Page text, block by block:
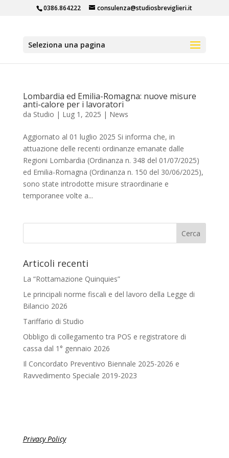
0386.864222 consulenza@studiosbreviglieri.it
Seleziona una pagina
Lombardia ed Emilia-Romagna: nuove misure
anti-calore per i lavoratori
da Studio | Lug 1, 2025 | News
Aggiornato al 01 luglio 2025 Si informa che, in
attuazione delle recenti ordinanze emanate dalle
Regioni Lombardia (Ordinanza n. 348 del 01/07/2025)
ed Emilia-Romagna (Ordinanza n. 150 del 30/06/2025),
sono state introdotte misure straordinarie e
temporanee volte a...
Articoli recenti
La “Rottamazione Quinquies”
Le principali norme fiscali e del lavoro della Legge di
Bilancio 2026
Tariffario di Studio
Obbligo di collegamento tra POS e registratore di
cassa dal 1° gennaio 2026
Il Concordato Preventivo Biennale 2025-2026 e
Ravvedimento Speciale 2019-2023
Privacy Policy